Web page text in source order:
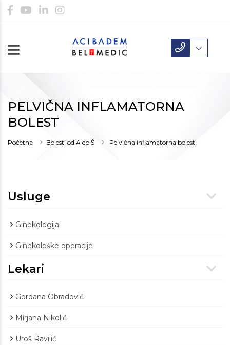
PELVIČNA INFLAMATORNA
BOLEST
Početna Bolesti od A do Š Pelvična inflamatorna bolest
Usluge
Ginekologija
Ginekološke operacije
Lekari
Gordana Obradović
Mirjana Nikolić
Uroš Ravilić